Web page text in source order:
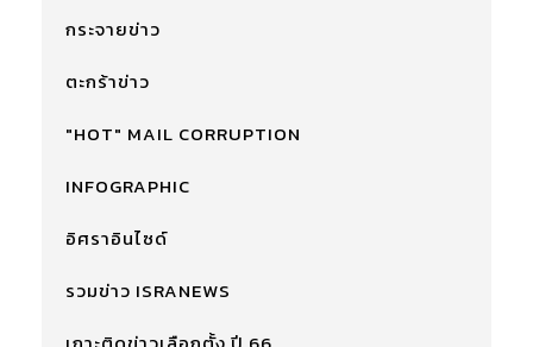
กระจายข่าว
ตะกร้าข่าว
"HOT" MAIL CORRUPTION
INFOGRAPHIC
อิศราอินไซด์
รวมข่าว ISRANEWS